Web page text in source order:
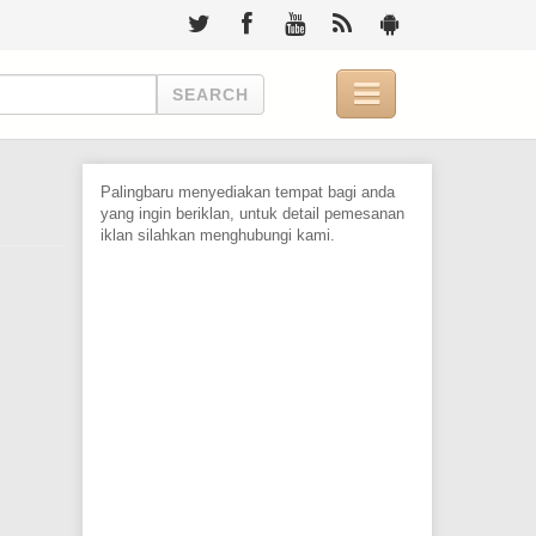
SEARCH

Palingbaru menyediakan tempat bagi anda
yang ingin beriklan, untuk detail pemesanan
iklan silahkan menghubungi kami.